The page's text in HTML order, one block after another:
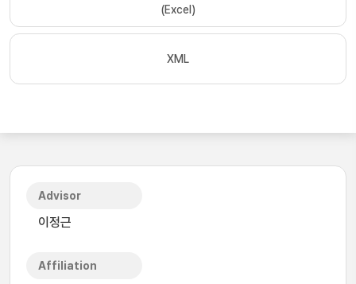
(Excel)
XML
Advisor
이정근
Affiliation